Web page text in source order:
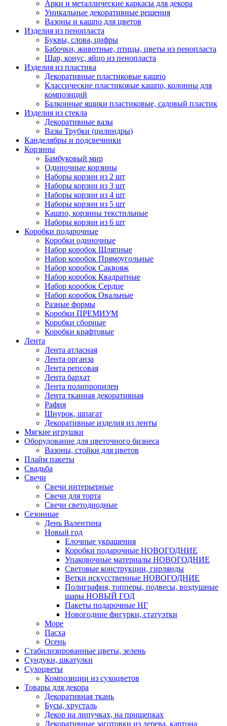
Арки и металлические каркасы для декора
Уникальные декоративные решения
Вазоны и кашпо для цветов
Изделия из пенопласта
Буквы, слова, цифры
Бабочки, животные, птицы, цветы из пенопласта
Шар, конус, яйцо из пенопласта
Изделия из пластика
Декоративные пластиковые кашпо
Классические пластиковые кашпо, колонны для
композиций
Балконные ящики пластиковые, садовый пластик
Изделия из стекла
Декоративные вазы
Вазы Трубки (цилиндры)
Канделябры и подсвечники
Корзины
Бамбуковый мир
Одиночные корзины
Наборы корзин из 2 шт
Наборы корзин из 3 шт
Наборы корзин из 4 шт
Наборы корзин из 5 шт
Кашпо, корзины текстильные
Наборы корзин из 6 шт
Коробки подарочные
Коробки одиночные
Набор коробок Шляпные
Набор коробок Прямоугольные
Набор коробок Саквояж
Набор коробок Квадратные
Набор коробок Сердце
Набор коробок Овальные
Разные формы
Коробки ПРЕМИУМ
Коробки сборные
Коробки крафтовые
Лента
Лента атласная
Лента органза
Лента репсовая
Лента бархат
Лента полипропилен
Лента тканная декоративная
Рафия
Шнурок, шпагат
Декоративные изделия из ленты
Мягкие игрушки
Оборудование для цветочного бизнеса
Вазоны, стойки для цветов
Плайм пакеты
Свадьба
Свечи
Свечи интерьерные
Свечи для торта
Свечи светодиодные
Сезонные
День Валентина
Новый год
Елочные украшения
Коробки подарочные НОВОГОДНИЕ
Упаковочные материалы НОВОГОДНИЕ
Световые конструкции, гирлянды
Ветки искусственные НОВОГОДНИЕ
Полиграфия, топперы, подвесы, воздушные
шары НОВЫЙ ГОД
Пакеты подарочные НГ
Новогодние фигурки, статуэтки
Море
Пасха
Осень
Стабилизированные цветы, зелень
Сундуки, шкатулки
Сухоцветы
Композиции из сухоцветов
Товары для декора
Декоративная ткань
Бусы, хрусталь
Декор на липучках, на прищепках
Декоративные заготовки из дерева, картона